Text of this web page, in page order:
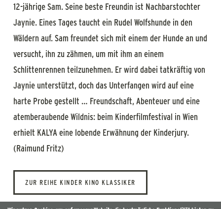
12-jährige Sam. Seine beste Freundin ist Nachbarstochter
Jaynie. Eines Tages taucht ein Rudel Wolfshunde in den
Wäldern auf. Sam freundet sich mit einem der Hunde an und
versucht, ihn zu zähmen, um mit ihm an einem
Schlittenrennen teilzunehmen. Er wird dabei tatkräftig von
Jaynie unterstützt, doch das Unterfangen wird auf eine
harte Probe gestellt … Freundschaft, Abenteuer und eine
atemberaubende Wildnis: beim Kinderfilmfestival in Wien
erhielt KALYA eine lobende Erwähnung der Kinderjury.
(Raimund Fritz)
ZUR REIHE KINDER KINO KLASSIKER